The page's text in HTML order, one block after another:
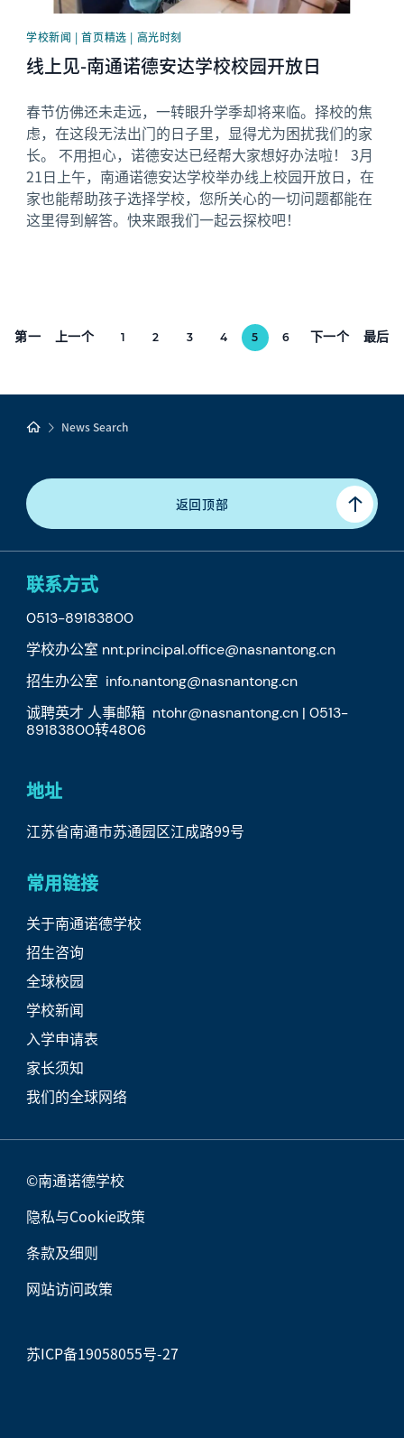
学校新闻 | 首页精选 | 高光时刻
线上见-南通诺德安达学校校园开放日
春节仿佛还未走远，一转眼升学季却将来临。择校的焦
虑，在这段无法出门的日子里，显得尤为困扰我们的家
长。 不用担心，诺德安达已经帮大家想好办法啦！ 3月
21日上午，南通诺德安达学校举办线上校园开放日，在
家也能帮助孩子选择学校，您所关心的一切问题都能在
这里得到解答。快来跟我们一起云探校吧！
第一 上一个 1 2 3 4 5 6 下一个 最后
News Search
返回顶部
联系方式
0513-89183800
学校办公室 nnt.principal.office@nasnantong.cn
招生办公室 info.nantong@nasnantong.cn
诚聘英才 人事邮箱 ntohr@nasnantong.cn | 0513-
89183800转4806
地址
江苏省南通市苏通园区江成路99号
常用链接
关于南通诺德学校
招生咨询
全球校园
学校新闻
入学申请表
家长须知
我们的全球网络
©南通诺德学校
隐私与Cookie政策
条款及细则
网站访问政策
苏ICP备19058055号-27